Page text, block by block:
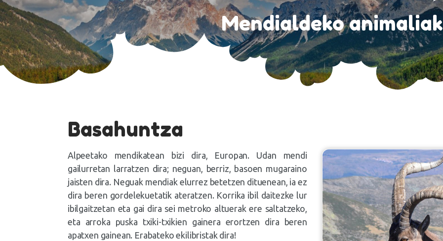
Mendialdeko animaliak
Basahuntza
Alpeetako mendikatean bizi dira, Europan. Udan mendi
gailurretan larratzen dira; neguan, berriz, basoen mugaraino
jaisten dira. Neguak mendiak elurrez betetzen dituenean, ia ez
dira beren gordelekuetatik ateratzen. Korrika ibil daitezke lur
ibilgaitzetan eta gai dira sei metroko altuerak ere saltatzeko,
eta arroka puska txiki-txikien gainera erortzen dira beren
apatxen gainean. Erabateko ekilibristak dira!